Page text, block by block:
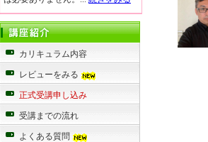
カリキュラム内容
レビューをみる
正式受講申し込み
受講までの流れ
よくある質問